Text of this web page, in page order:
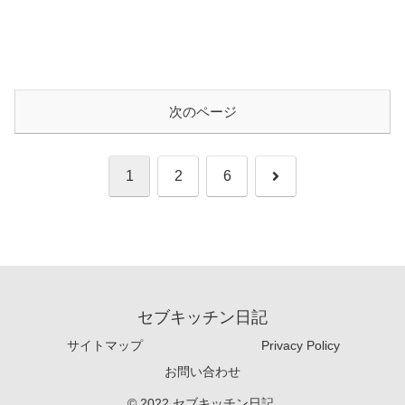
次のページ
1 2 6 次
セブキッチン日記
サイトマップ
Privacy Policy
お問い合わせ